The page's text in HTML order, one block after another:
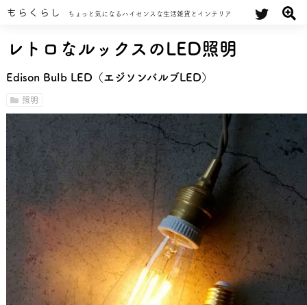
もらくらし ちょっと気になるハイセンスな生活雑貨とインテリア
レトロなルックスのLED照明
Edison Bulb LED（エジソンバルブLED）
照明